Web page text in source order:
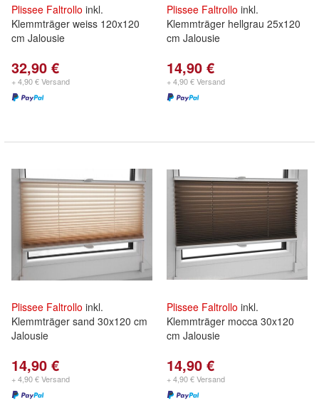
Plissee Faltrollo inkl.
Klemmträger weiss 120x120
cm Jalousie
32,90 €
+ 4,90 € Versand
Plissee Faltrollo inkl.
Klemmträger hellgrau 25x120
cm Jalousie
14,90 €
+ 4,90 € Versand
Plissee Faltrollo inkl.
Klemmträger sand 30x120 cm
Jalousie
14,90 €
+ 4,90 € Versand
Plissee Faltrollo inkl.
Klemmträger mocca 30x120
cm Jalousie
14,90 €
+ 4,90 € Versand